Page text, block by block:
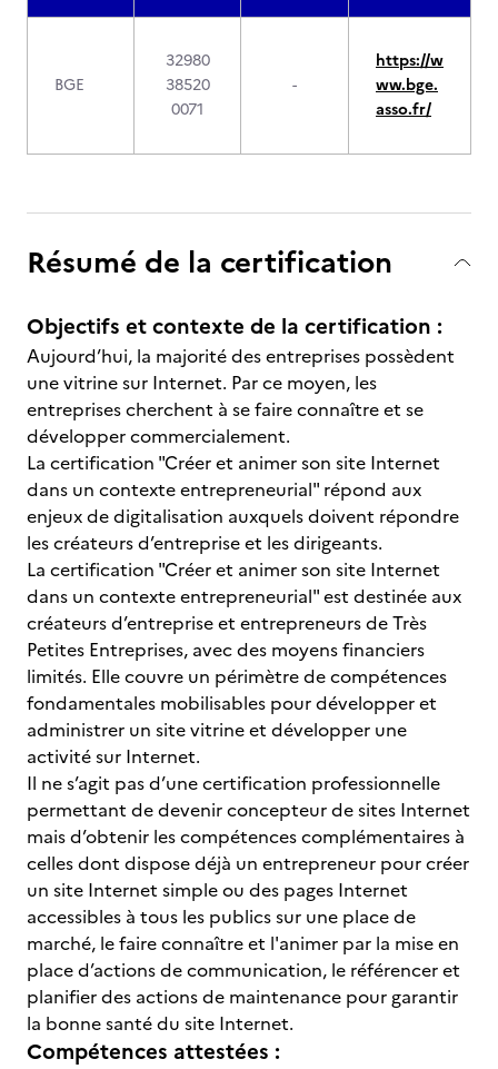
BGE
32980
38520
0071
-
https://w
ww.bge.
asso.fr/
Résumé de la certification
Objectifs et contexte de la certification :
Aujourd’hui, la majorité des entreprises possèdent
une vitrine sur Internet. Par ce moyen, les
entreprises cherchent à se faire connaître et se
développer commercialement.
La certification "Créer et animer son site Internet
dans un contexte entrepreneurial" répond aux
enjeux de digitalisation auxquels doivent répondre
les créateurs d’entreprise et les dirigeants.
La certification "Créer et animer son site Internet
dans un contexte entrepreneurial" est destinée aux
créateurs d’entreprise et entrepreneurs de Très
Petites Entreprises, avec des moyens financiers
limités. Elle couvre un périmètre de compétences
fondamentales mobilisables pour développer et
administrer un site vitrine et développer une
activité sur Internet.
Il ne s’agit pas d’une certification professionnelle
permettant de devenir concepteur de sites Internet
mais d’obtenir les compétences complémentaires à
celles dont dispose déjà un entrepreneur pour créer
un site Internet simple ou des pages Internet
accessibles à tous les publics sur une place de
marché, le faire connaître et l'animer par la mise en
place d’actions de communication, le référencer et
planifier des actions de maintenance pour garantir
la bonne santé du site Internet.
Compétences attestées :